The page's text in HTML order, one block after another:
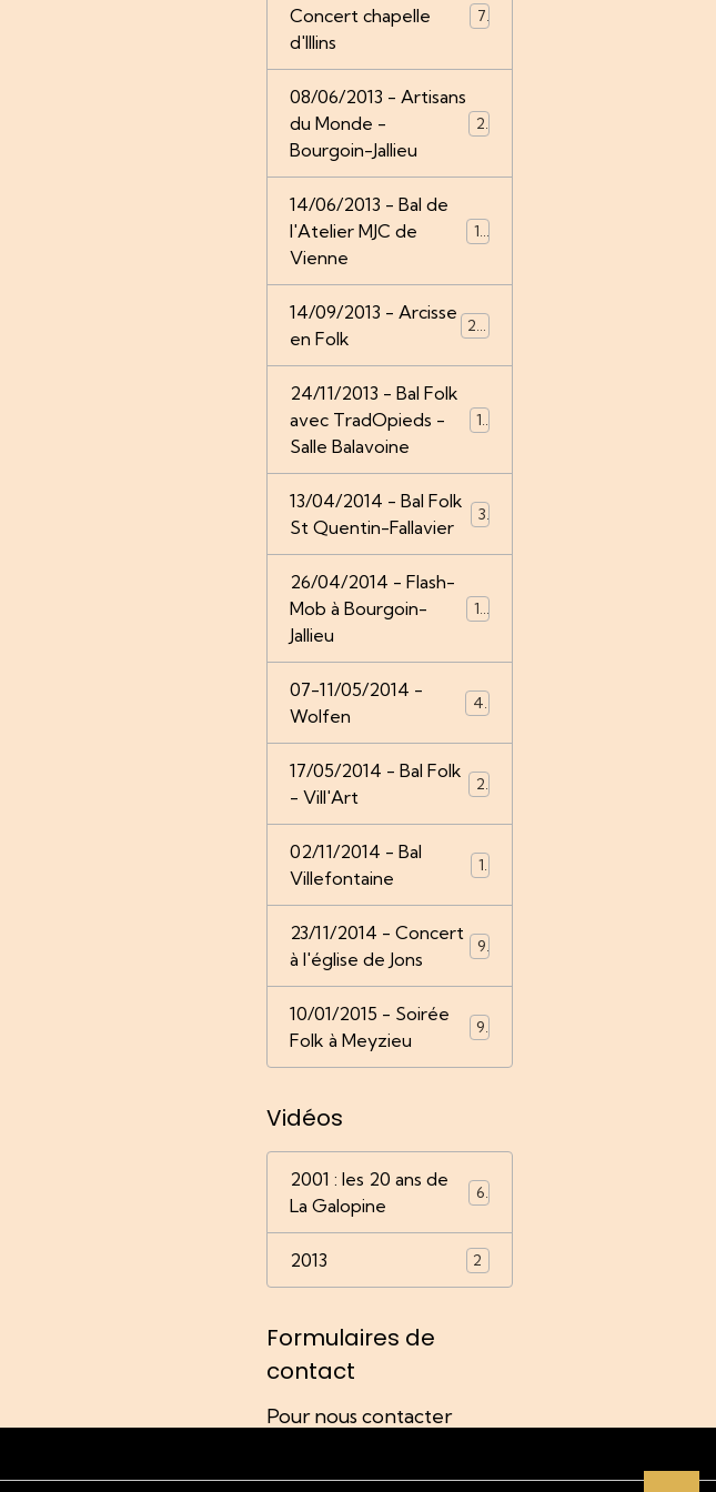
Concert chapelle
d'Illins
7
08/06/2013 - Artisans
du Monde -
Bourgoin-Jallieu
21
14/06/2013 - Bal de
l'Atelier MJC de
Vienne
14
14/09/2013 - Arcisse
en Folk
24
24/11/2013 - Bal Folk
avec TradOpieds -
Salle Balavoine
12
13/04/2014 - Bal Folk
St Quentin-Fallavier
3
26/04/2014 - Flash-
Mob à Bourgoin-
Jallieu
14
07-11/05/2014 -
Wolfen
4
17/05/2014 - Bal Folk
- Vill'Art
2
02/11/2014 - Bal
Villefontaine
1
23/11/2014 - Concert
à l'église de Jons
9
10/01/2015 - Soirée
Folk à Meyzieu
9
Vidéos
2001 : les 20 ans de
La Galopine
6
2013 2
Formulaires de
contact
Pour nous contacter